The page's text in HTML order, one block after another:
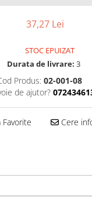
LECROY
37,27 Lei
STOC EPUIZAT
Durata de livrare: 3
Produs: 02-001-08
de ajutor?
Cere